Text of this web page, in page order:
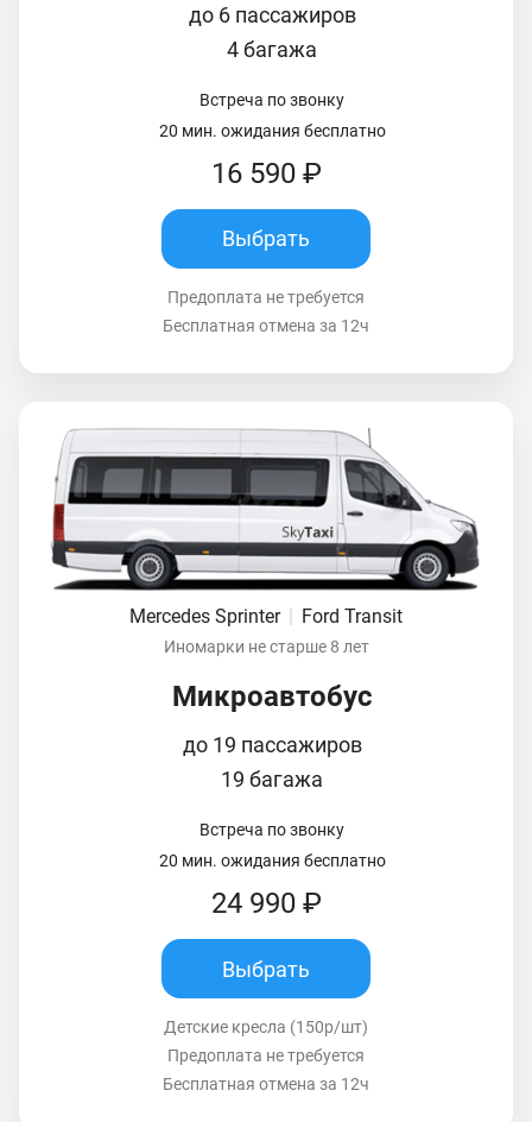
до 6 пассажиров
4 багажа
Встреча по звонку
20 мин. ожидания бесплатно
16 590 ₽
Выбрать
Предоплата не требуется
Бесплатная отмена за 12ч
Mercedes Sprinter Ford Transit
Иномарки не старше 8 лет
Микроавтобус
до 19 пассажиров
19 багажа
Встреча по звонку
20 мин. ожидания бесплатно
24 990 ₽
Выбрать
Детские кресла (150р/шт)
Предоплата не требуется
Бесплатная отмена за 12ч